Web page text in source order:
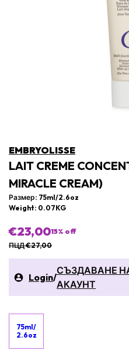
EMBRYOLISSE
LAIT CREME
MIRACLE CREAM)
Размер: 75ml/2.6oz
Weight: 0.07KG
€23,0015% off
ПЦД €27,00
Login/
СЪЗДАВАНЕ
АКАУНТ
75ml/
2.6oz